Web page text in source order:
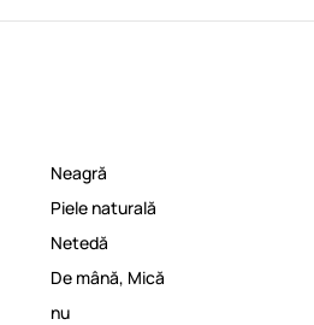
Neagră
Piele naturală
Netedă
De mână, Mică
nu